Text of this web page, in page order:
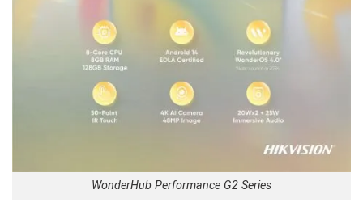
WonderHub Performance G2 Series